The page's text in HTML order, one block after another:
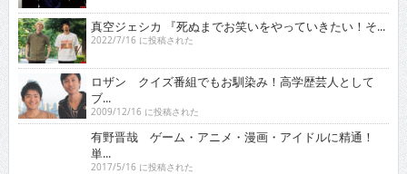
真空ジェシカ 『死ぬまでお笑いをやっていきたい！そ...
2022/7/16 に投稿された
ロザン クイズ番組でもお馴染み！高学歴芸人として
ブ...
2009/12/16 に投稿された
有野晋哉 ゲーム・アニメ・漫画・アイドルに精通！
単...
2017/5/16 に投稿された